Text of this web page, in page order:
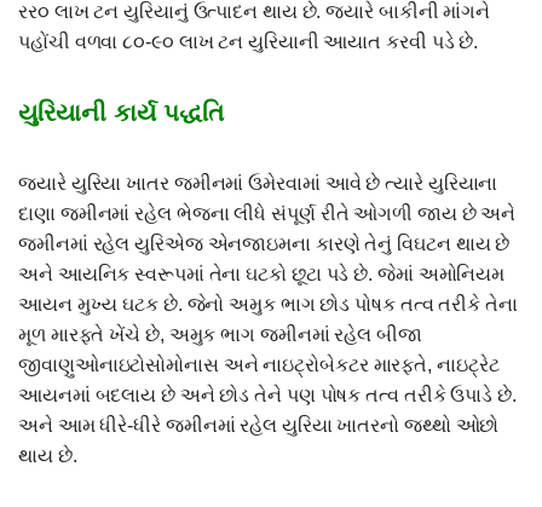
રર૦ લાખ ટન યુરિયાનું ઉત્પાદન થાય છે. જયારે બાકીની માંગને
પહોંચી વળવા ૮૦-૯૦ લાખ ટન યુરિયાની આયાત કરવી પડે છે.
યુરિયાની કાર્ય પદ્ધતિ
જયારે યુરિયા ખાતર જમીનમાં ઉમેરવામાં આવે છે ત્યારે યુરિયાના
દાણા જમીનમાં રહેલ ભેજના લીધે સંપૂર્ણ રીતે ઓગળી જાય છે અને
જમીનમાં રહેલ યુરિએજ એનજાઇમના કારણે તેનું વિઘટન થાય છે
અને આયનિક સ્વરૂપમાં તેના ઘટકો છૂટા પડે છે. જેમાં અમોનિયમ
આયન મુખ્ય ઘટક છે. જેનો અમુક ભાગ છોડ પોષક તત્વ તરીકે તેના
મૂળ મારફતે ખેંચે છે, અમુક ભાગ જમીનમાં રહેલ બીજા
જીવાણુઓનાઇટોસોમોનાસ અને નાઇટ્રોબેકટર મારફતે, નાઇટ્રેટ
આયનમાં બદલાય છે અને છોડ તેને પણ પોષક તત્વ તરીકે ઉપાડે છે.
અને આમ ધીરે-ધીરે જમીનમાં રહેલ યુરિયા ખાતરનો જથ્થો ઓછો
થાય છે.